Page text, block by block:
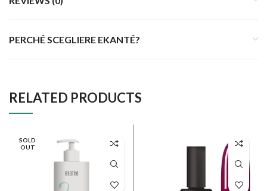
PERCHÉ SCEGLIERE EKANTÉ?
RELATED PRODUCTS
SOLD
OUT